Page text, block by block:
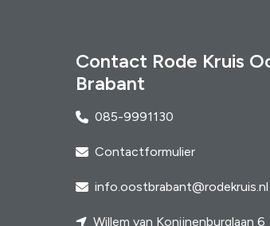
t
e
n
Contact Rode Kruis
Brabant
085-9991130
Contactformulier
info.oostbrabant@rodekruis.nl
Willem van Konijnenburglaan 6